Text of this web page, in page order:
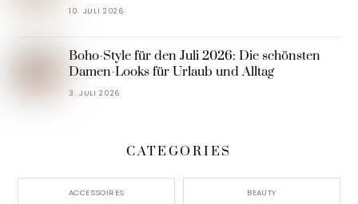
10. JULI 2026
Boho-Style für den Juli 2026: Die schönsten
Damen-Looks für Urlaub und Alltag
3. JULI 2026
CATEGORIES
ACCESSOIRES BEAUTY